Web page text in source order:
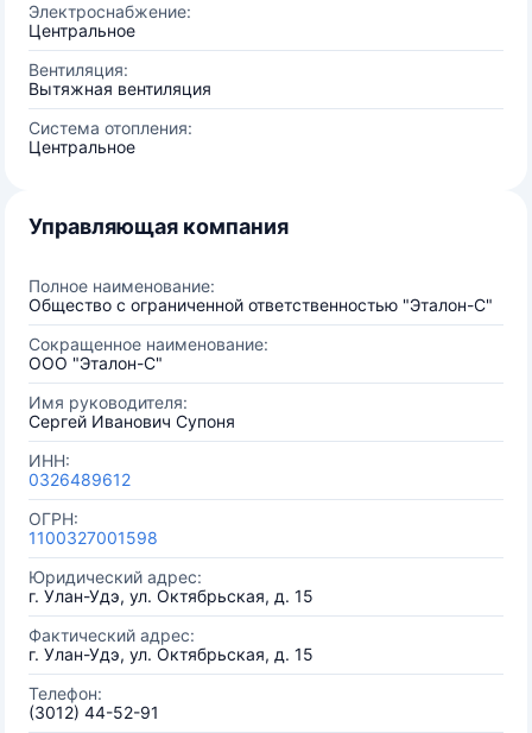
Электроснабжение:
Центральное
Вентиляция:
Вытяжная вентиляция
Система отопления:
Центральное
Управляющая компания
Полное наименование:
Общество с ограниченной ответственностью "Эталон-С"
Сокращенное наименование:
ООО "Эталон-С"
Имя руководителя:
Сергей Иванович Супоня
ИНН:
0326489612
ОГРН:
1100327001598
Юридический адрес:
г. Улан-Удэ, ул. Октябрьская, д. 15
Фактический адрес:
г. Улан-Удэ, ул. Октябрьская, д. 15
Телефон:
(3012) 44-52-91